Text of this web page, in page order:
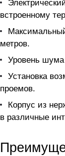
встроенному
метров.
Уровень шума
Установка
проемов.
Корпус из
в различные